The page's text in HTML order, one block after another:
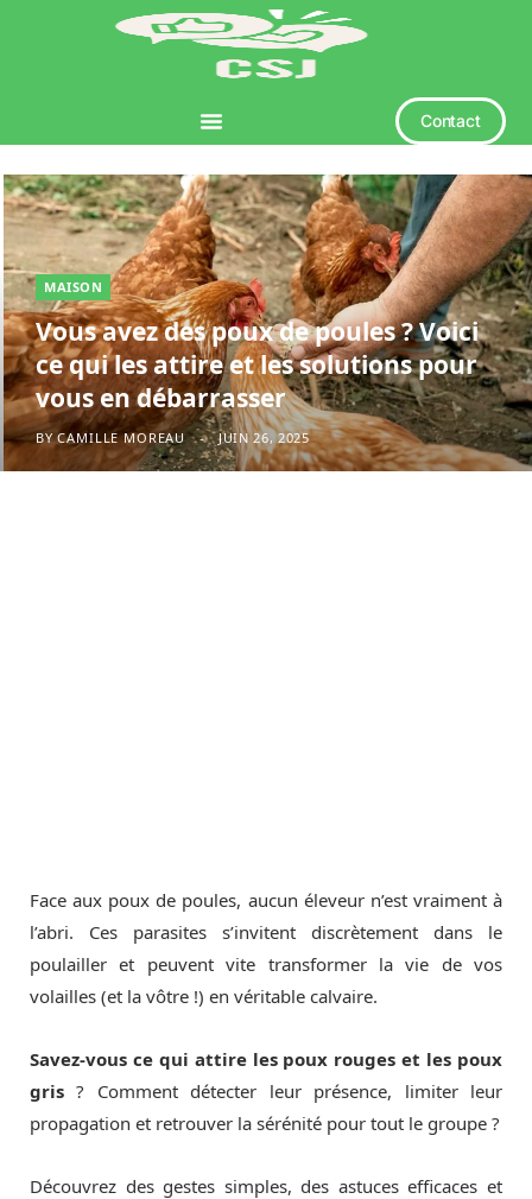
Contact
MAISON
Vous avez des poux de poules ? Voici
ce qui les attire et les solutions pour
vous en débarrasser
BY CAMILLE MOREAU JUIN 26, 2025
Face aux poux de poules, aucun éleveur n’est vraiment à
l’abri. Ces parasites s’invitent discrètement dans le
poulailler et peuvent vite transformer la vie de vos
volailles (et la vôtre !) en véritable calvaire.
Savez-vous ce qui attire les poux rouges et les poux
gris? Comment détecter leur présence, limiter leur
propagation et retrouver la sérénité pour tout le groupe ?
Découvrez des gestes simples, des astuces efficaces et